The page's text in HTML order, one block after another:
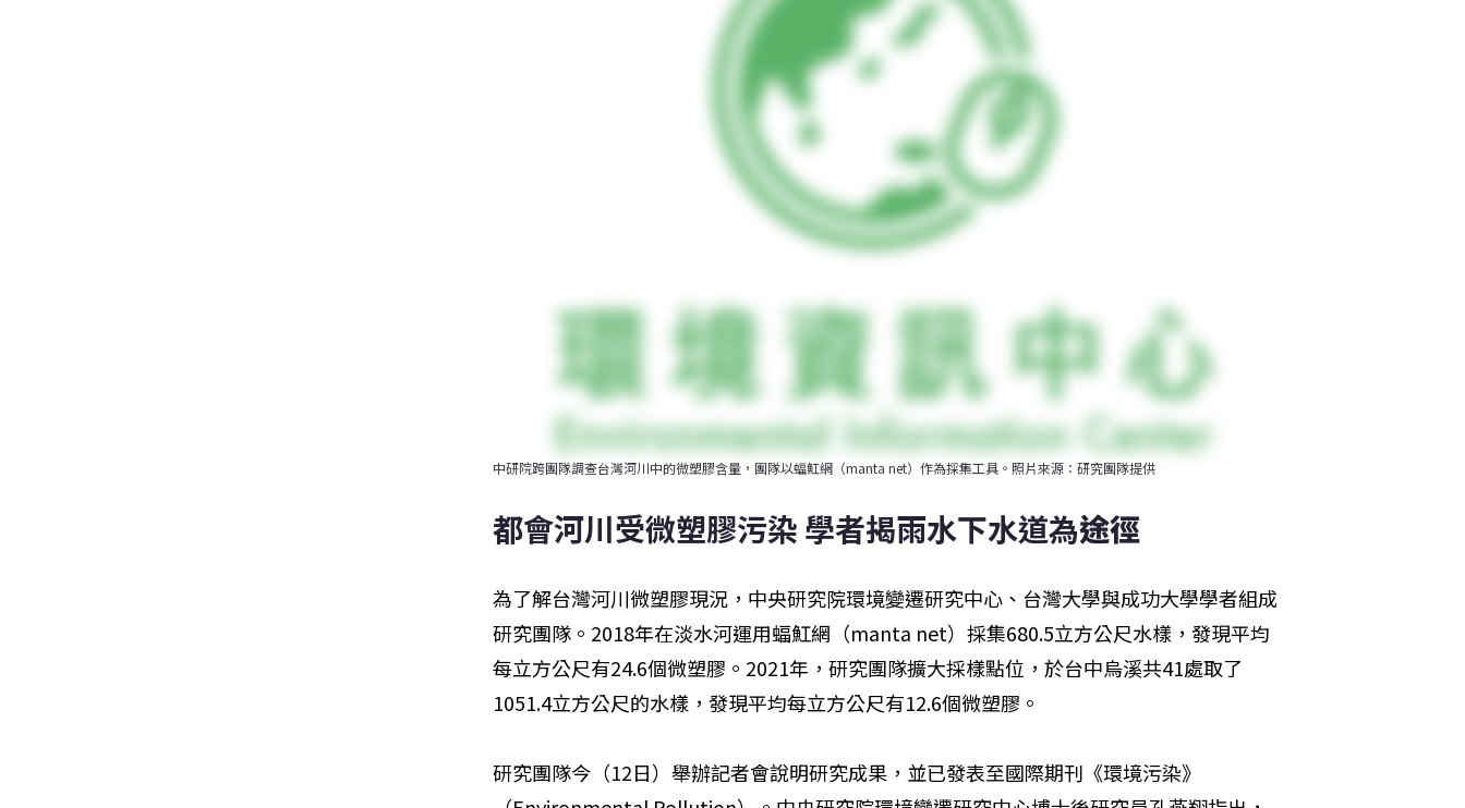
中研院跨團隊調查台灣河川中的微塑膠含量，團隊以蝠魟網（manta net）作為採集工具。照片來源：研究團隊提供
都會河川受微塑膠污染 學者揭雨水下水道為途徑
為了解台灣河川微塑膠現況，中央研究院環境變遷研究中心、台灣大學與成功大學學者組成
研究團隊。2018年在淡水河運用蝠魟網（manta net）採集680.5立方公尺水樣，發現平均
每立方公尺有24.6個微塑膠。2021年，研究團隊擴大採樣點位，於台中烏溪共41處取了
1051.4立方公尺的水樣，發現平均每立方公尺有12.6個微塑膠。
研究團隊今（12日）舉辦記者會說明研究成果，並已發表至國際期刊《環境污染》